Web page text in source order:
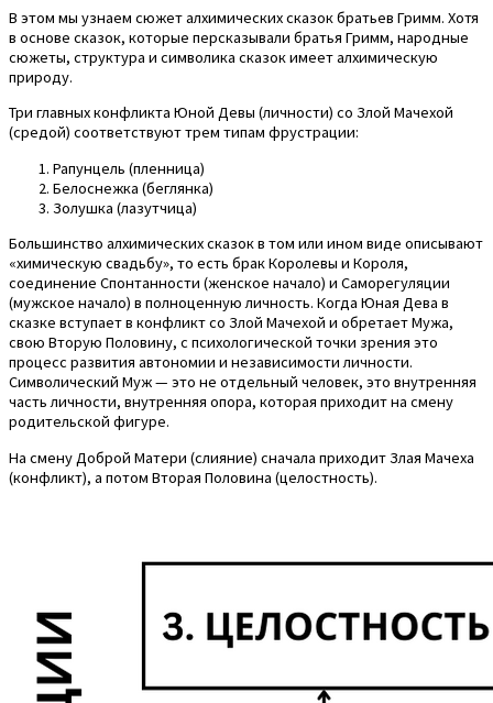
В этом мы узнаем сюжет алхимических сказок братьев Гримм. Хотя
в основе сказок, которые персказывали братья Гримм, народные
сюжеты, структура и символика сказок имеет алхимическую
природу.
Три главных конфликта Юной Девы (личности) со Злой Мачехой
(средой) соответствуют трем типам фрустрации:
Рапунцель (пленница)
Белоснежка (беглянка)
Золушка (лазутчица)
Большинство алхимических сказок в том или ином виде описывают
«химическую свадьбу», то есть брак Королевы и Короля,
соединение Спонтанности (женское начало) и Саморегуляции
(мужское начало) в полноценную личность. Когда Юная Дева в
сказке вступает в конфликт со Злой Мачехой и обретает Мужа,
свою Вторую Половину, с психологической точки зрения это
процесс развития автономии и независимости личности.
Символический Муж — это не отдельный человек, это внутренняя
часть личности, внутренняя опора, которая приходит на смену
родительской фигуре.
На смену Доброй Матери (слияние) сначала приходит Злая Мачеха
(конфликт), а потом Вторая Половина (целостность).